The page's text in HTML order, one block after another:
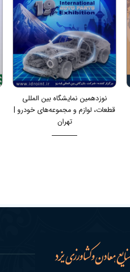
نوزدهمین نمایشگاه بین المللی
قطعات، لوازم و مجموعه‌های خودرو |
تهران